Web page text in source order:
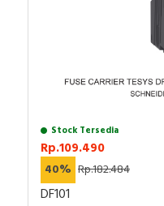
U-Winfly, Hioki, TAC,
Mennekes, Epcos, Safe-
Bradley, Sunfree, Secure,
PM, Supreme,
Alpha, Selis,
Veloce dan masih banyak
Anda dapat berbelanja
karena semua barang
asli, bergaransi resmi
keaslian barang. Untuk
dan informasi lebih
Stock Tersedia
Rp.109.490
40% Rp.182.484
DF101